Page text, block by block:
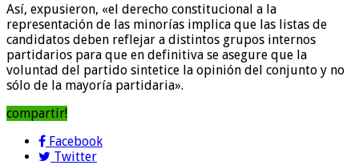
Así, expusieron, «el derecho constitucional a la
representación de las minorías implica que las listas de
candidatos deben reflejar a distintos grupos internos
partidarios para que en definitiva se asegure que la
voluntad del partido sintetice la opinión del conjunto y no
sólo de la mayoría partidaria».
compartir!
Facebook
Twitter